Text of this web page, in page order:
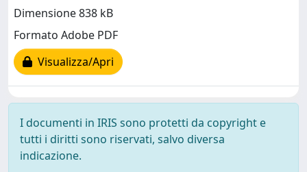
Dimensione 838 kB
Formato Adobe PDF
Visualizza/Apri
I documenti in IRIS sono protetti da copyright e
tutti i diritti sono riservati, salvo diversa
indicazione.